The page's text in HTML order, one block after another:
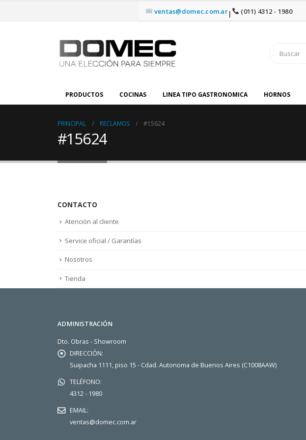
ventas@domec.com.ar| (011) 4312 - 1980
PRODUCTOS COCINAS LINEA TIPO GASTRONOMICA HORNOS
PRINCIPAL RECLAMOS #15624
#15624
CONTACTO
Atención al cliente
Service oficial / Garantías
Nosotros
Tienda
ADMINISTRACIÓN
Dto. Obras - Showroom
DIRECCIÓN:
Suipacha 1111, piso 15 - Cdad. Autonoma de Buenos Aires (C1008AAW)
TELÉFONO:
4312 - 1980
EMAIL:
ventas@domec.com.ar